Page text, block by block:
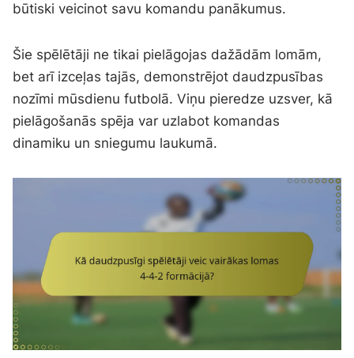
būtiski veicinot savu komandu panākumus.
Šie spēlētāji ne tikai pielāgojas dažādām lomām,
bet arī izceļas tajās, demonstrējot daudzpusības
nozīmi mūsdienu futbolā. Viņu pieredze uzsver, kā
pielāgošanās spēja var uzlabot komandas
dinamiku un sniegumu laukumā.